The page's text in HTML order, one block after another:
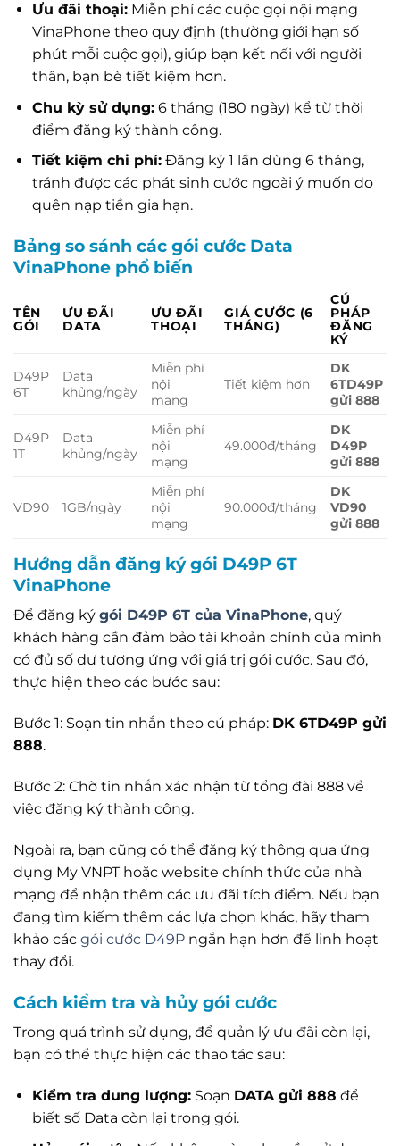
Ưu đãi thoại:Miễn phí các cuộc gọi nội mạng
VinaPhone theo quy định (thường giới hạn số
phút mỗi cuộc gọi), giúp bạn kết nối với người
thân, bạn bè tiết kiệm hơn.
Chu kỳ sử dụng:6 tháng (180 ngày) kể từ thời
điểm đăng ký thành công.
Tiết kiệm chi phí:Đăng ký 1 lần dùng 6 tháng,
tránh được các phát sinh cước ngoài ý muốn do
quên nạp tiền gia hạn.
Bảng so sánh các gói cước Data
VinaPhone phổ biến
TÊN
GÓI
ƯU ĐÃI
DATA
ƯU ĐÃI
THOẠI
GIÁ CƯỚC (6
THÁNG)
CÚ
PHÁP
ĐĂNG
KÝ
D49P
6T
Data
khủng/ngày
Miễn phí
nội
mạng
Tiết kiệm hơn
DK
6TD49P
gửi 888
D49P
1T
Data
khủng/ngày
Miễn phí
nội
mạng
49.000đ/tháng
DK
D49P
gửi 888
VD90 1GB/ngày
Miễn phí
nội
mạng
90.000đ/tháng
DK
VD90
gửi 888
Hướng dẫn đăng ký gói D49P 6T
VinaPhone
Để đăng ký gói D49P 6T của VinaPhone, quý
khách hàng cần đảm bảo tài khoản chính của mình
có đủ số dư tương ứng với giá trị gói cước. Sau đó,
thực hiện theo các bước sau:
Bước 1: Soạn tin nhắn theo cú pháp: DK 6TD49P gửi
888.
Bước 2: Chờ tin nhắn xác nhận từ tổng đài 888 về
việc đăng ký thành công.
Ngoài ra, bạn cũng có thể đăng ký thông qua ứng
dụng My VNPT hoặc website chính thức của nhà
mạng để nhận thêm các ưu đãi tích điểm. Nếu bạn
đang tìm kiếm thêm các lựa chọn khác, hãy tham
khảo các gói cước D49P ngắn hạn hơn để linh hoạt
thay đổi.
Cách kiểm tra và hủy gói cước
Trong quá trình sử dụng, để quản lý ưu đãi còn lại,
bạn có thể thực hiện các thao tác sau:
Kiểm tra dung lượng:Soạn DATA gửi 888 để
biết số Data còn lại trong gói.